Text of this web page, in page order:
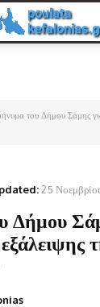
του Δήμου Σάμης
25
Δήμου